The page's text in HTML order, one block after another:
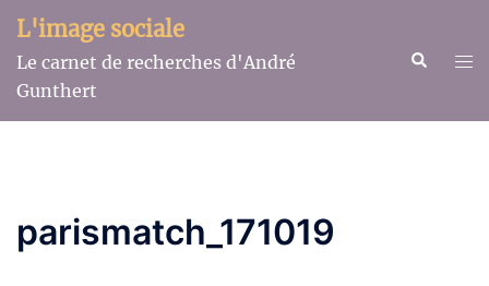
Aller
au
contenu
L'image sociale
Le carnet de recherches d'André
Gunthert
parismatch_171019